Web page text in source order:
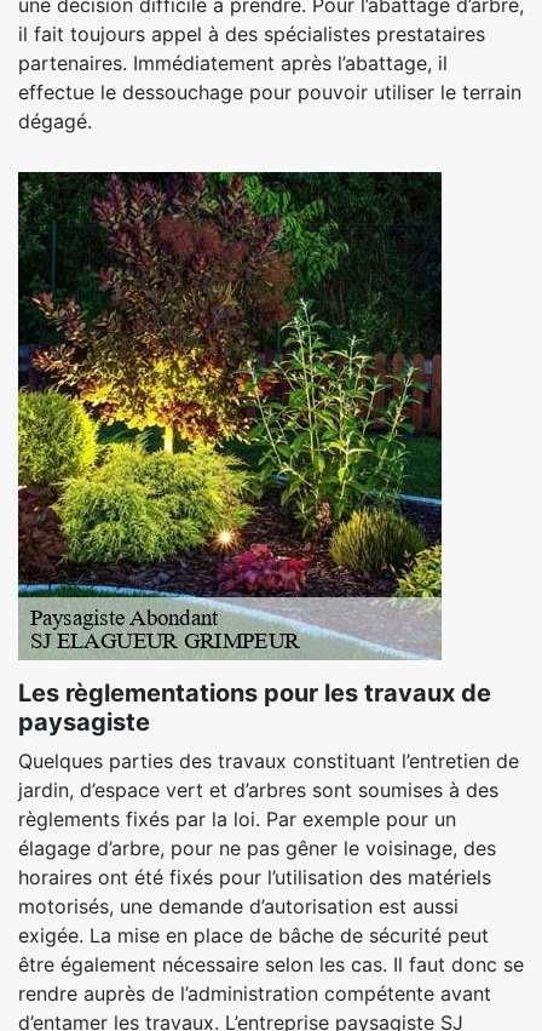
il fait toujours appel à des spécialistes prestataires
partenaires. Immédiatement après l’abattage, il
effectue le dessouchage pour pouvoir utiliser le terrain
dégagé.
Les règlementations pour les travaux de
paysagiste
Quelques parties des travaux constituant l’entretien de
jardin, d’espace vert et d’arbres sont soumises à des
règlements fixés par la loi. Par exemple pour un
élagage d’arbre, pour ne pas gêner le voisinage, des
horaires ont été fixés pour l’utilisation des matériels
motorisés, une demande d’autorisation est aussi
exigée. La mise en place de bâche de sécurité peut
être également nécessaire selon les cas. Il faut donc se
rendre auprès de l’administration compétente avant
d’entamer les travaux. L’entreprise paysagiste SJ